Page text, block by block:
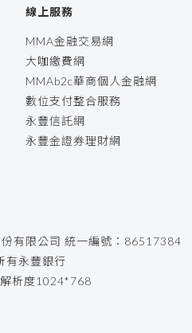
線上服務
MMA金融交易網
大咖繳費網
MMAb2c華商個人金融網
數位支付整合服務
永豐信託網
永豐金證券理財網
有限公司 統一編號：86517384
有永豐銀行
析度1024*768